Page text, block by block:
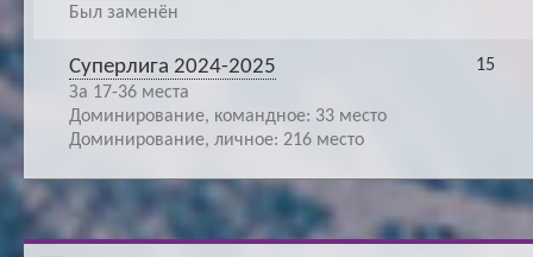
Был заменён
Суперлига 2024-2025
За 17-36 места
Доминирование, командное: 33 место
Доминирование, личное: 216 место
15